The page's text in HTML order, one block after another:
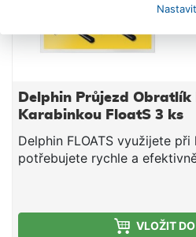
Nastavit
Delphin Průjezd Obratlík
Karabinkou FloatS 3 ks
Delphin FLOATS využijete
potřebujete rychle a
je to neocenitelný
průběžně natažené 2
vkládáme plastový systém s
VLOŽIT